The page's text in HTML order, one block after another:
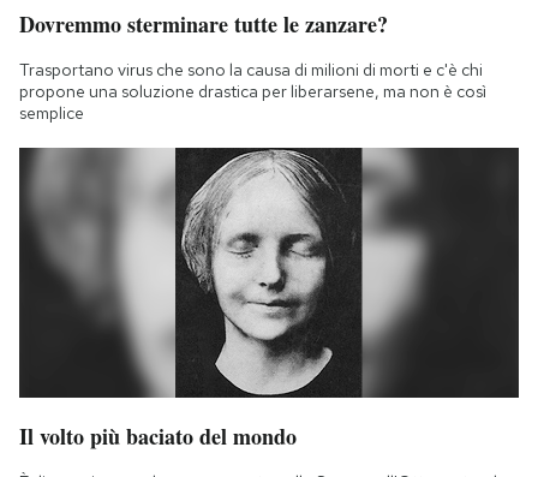
Dovremmo sterminare tutte le zanzare?
Trasportano virus che sono la causa di milioni di morti e c'è chi
propone una soluzione drastica per liberarsene, ma non è così
semplice
Il volto più baciato del mondo